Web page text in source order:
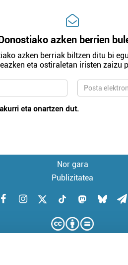
azken berrien
azken berriak biltzen ditu bi
eta ostiraletan iristen zaizu
eta onartzen dut.
Nor gara
Publizitatea